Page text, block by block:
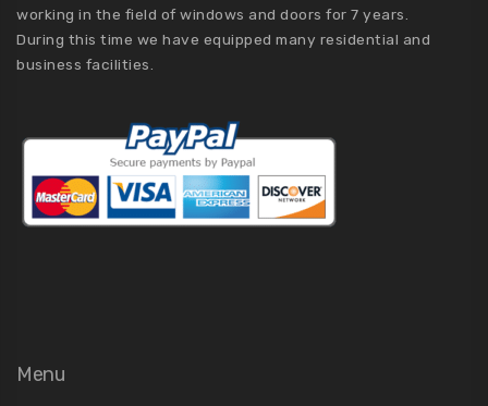
working in the field of windows and doors for 7 years.
During this time we have equipped many residential and
business facilities.
Menu